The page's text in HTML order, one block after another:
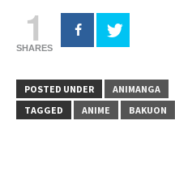
1
SHARES
POSTED UNDER
ANIMANGA
TAGGED
ANIME BAKUON